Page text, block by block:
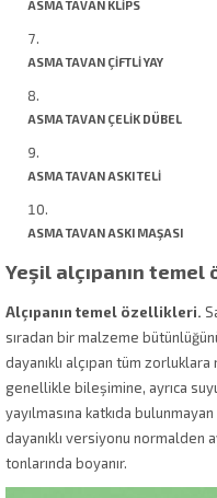
ASMA TAVAN KLİPS
ASMA TAVAN ÇİFTLİ YAY
ASMA TAVAN ÇELİK DÜBEL
ASMA TAVAN ASKI TELİ
ASMA TAVAN ASKI MAŞASI
Yeşil alçıpanın
Alçıpanın temel özellikleri.
sıradan bir malzeme
dayanıklı alçıpan tüm
genellikle bileşimine, ayrıca
yayılmasına katkıda
dayanıklı versiyonu normalden
tonlarında boyanır.